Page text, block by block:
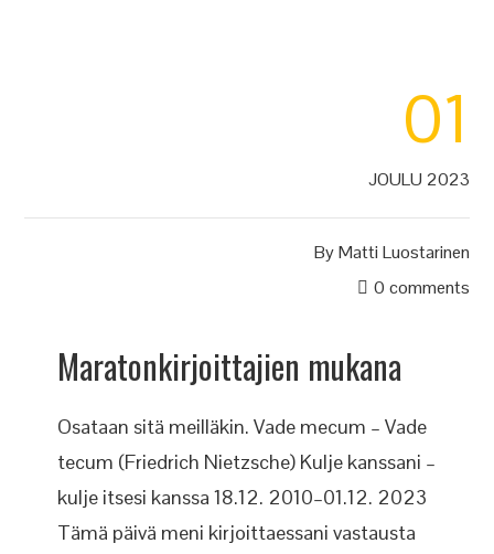
01
JOULU 2023
ByMatti Luostarinen
0 comments
Maratonkirjoittajien mukana
Osataan sitä meilläkin. Vade mecum – Vade
tecum (Friedrich Nietzsche) Kulje kanssani –
kulje itsesi kanssa 18.12. 2010–01.12. 2023
Tämä päivä meni kirjoittaessani vastausta